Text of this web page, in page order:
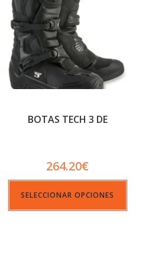
BOTAS TECH 3 DE
264.20€
SELECCIONAR OPCIONES